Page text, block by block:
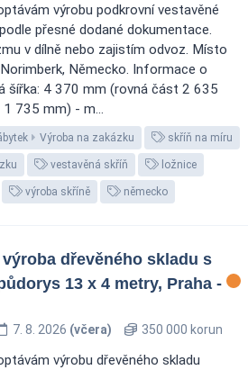
výrobu podkrovní vestavěné
přesné dodané dokumentace.
v dílně nebo zajistím odvoz. Místo
Německo. Informace o
šířka: 4 370 mm (rovná část 2 635
735 mm) - m...
Výroba na zakázku skříň na míru
vestavěná skříň ložnice
výroba skříně německo
dřevěného skladu s
13 x 4 metry, Praha -
7. 8. 2026 (včera) 350 000 korun
výrobu dřevěného skladu